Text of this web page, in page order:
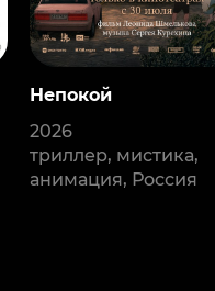
Непокой
2026
триллер, мистика,
анимация, Россия